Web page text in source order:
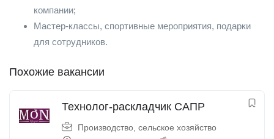
компании;
Мастер-классы, спортивные мероприятия, подарки
для сотрудников.
Похожие вакансии
Технолог-раскладчик САПР
Производство, сельское хозяйство